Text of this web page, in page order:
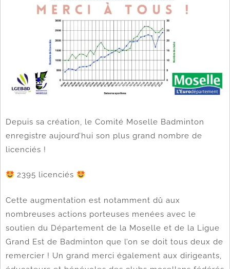
Depuis sa création, le Comité Moselle Badminton
enregistre aujourd’hui son plus grand nombre de
licenciés !
2395 licenciés
Cette augmentation est notamment dû aux
nombreuses actions porteuses menées avec le
soutien du Département de la Moselle et de la Ligue
Grand Est de Badminton que l’on se doit tous deux de
remercier ! Un grand merci également aux dirigeants,